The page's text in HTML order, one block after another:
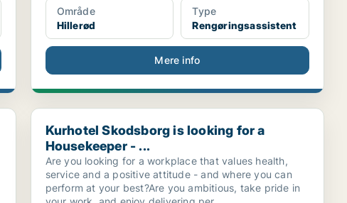
Område
Hillerød
Type
Rengøringsassistent
Mere info
Kurhotel Skodsborg is looking for a Housekeeper - ...
Kurhotel Skodsborg is looking for a
Housekeeper - ...
Are you looking for a workplace that values health,
service and a positive attitude - and where you can
perform at your best?Are you ambitious, take pride in